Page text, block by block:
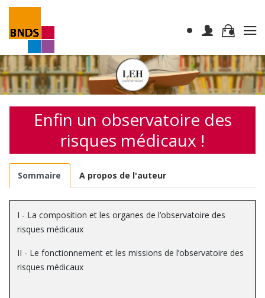
Enfin un observatoire des
risques médicaux !
Sommaire A propos de l'auteur
I - La composition et les organes de l’observatoire des
risques médicaux
II - Le fonctionnement et les missions de l’observatoire des
risques médicaux